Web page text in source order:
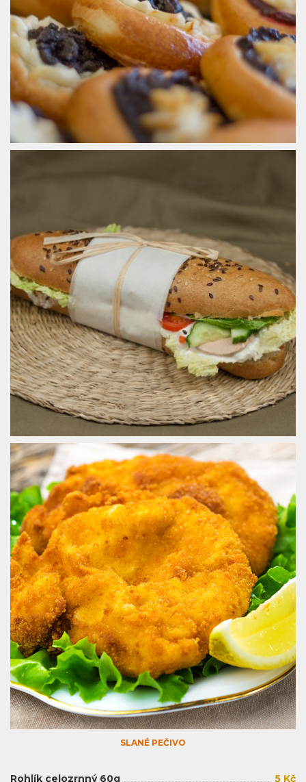
SLANÉ PEČIVO
Rohlík celozrnný 60g 5 Kč